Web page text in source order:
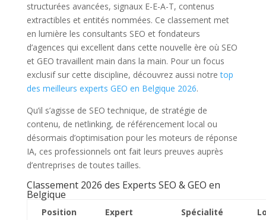
structurées avancées, signaux E-E-A-T, contenus
extractibles et entités nommées. Ce classement met
en lumière les consultants SEO et fondateurs
d’agences qui excellent dans cette nouvelle ère où SEO
et GEO travaillent main dans la main. Pour un focus
exclusif sur cette discipline, découvrez aussi notretop
des meilleurs experts GEO en Belgique 2026.
Qu’il s’agisse de SEO technique, de stratégie de
contenu, de netlinking, de référencement local ou
désormais d’optimisation pour les moteurs de réponse
IA, ces professionnels ont fait leurs preuves auprès
d’entreprises de toutes tailles.
Classement 2026 des Experts SEO & GEO en
Belgique
Position Expert Spécialité